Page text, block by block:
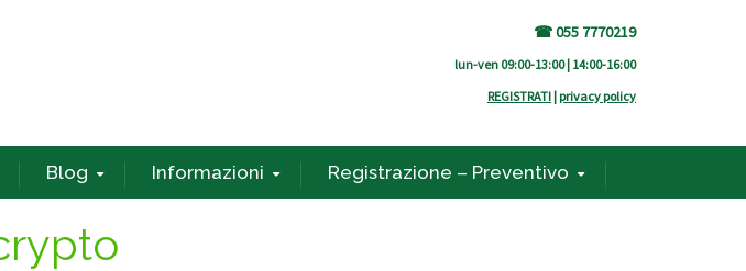
☎ 055 7770219
lun-ven 09:00-13:00 | 14:00-16:00
REGISTRATI | privacy policy
Blog Informazioni Registrazione – Preventivo